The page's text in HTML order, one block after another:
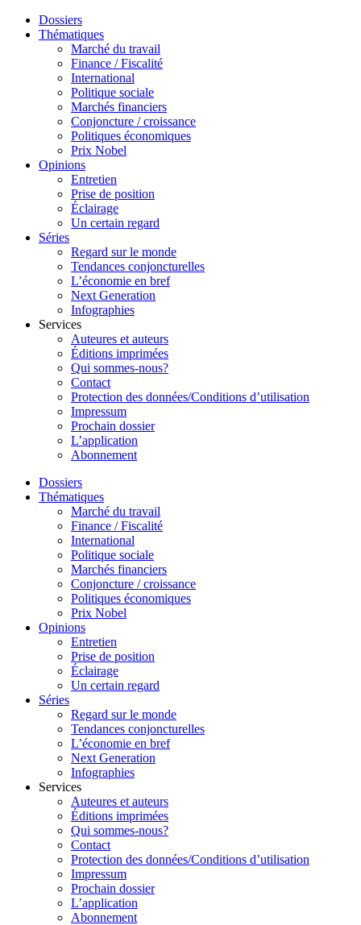
Dossiers
Thématiques
Marché du travail
Finance / Fiscalité
International
Politique sociale
Marchés financiers
Conjoncture / croissance
Politiques économiques
Prix Nobel
Opinions
Entretien
Prise de position
Éclairage
Un certain regard
Séries
Regard sur le monde
Tendances conjoncturelles
L’économie en bref
Next Generation
Infographies
Services
Auteures et auteurs
Éditions imprimées
Qui sommes-nous?
Contact
Protection des données/Conditions d’utilisation
Impressum
Prochain dossier
L’application
Abonnement
Dossiers
Thématiques
Marché du travail
Finance / Fiscalité
International
Politique sociale
Marchés financiers
Conjoncture / croissance
Politiques économiques
Prix Nobel
Opinions
Entretien
Prise de position
Éclairage
Un certain regard
Séries
Regard sur le monde
Tendances conjoncturelles
L’économie en bref
Next Generation
Infographies
Services
Auteures et auteurs
Éditions imprimées
Qui sommes-nous?
Contact
Protection des données/Conditions d’utilisation
Impressum
Prochain dossier
L’application
Abonnement